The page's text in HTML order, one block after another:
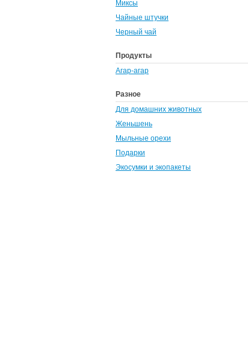
Миксы
Чайные штучки
Черный чай
Продукты
Агар-агар
Разное
Для домашних животных
Женьшень
Мыльные орехи
Подарки
Экосумки и экопакеты